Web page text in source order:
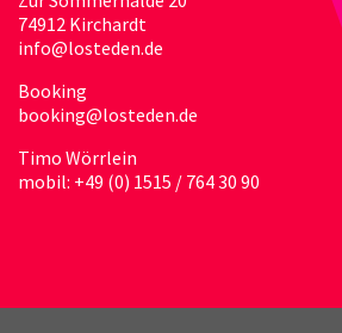
74912 Kirchardt
info@losteden.de
Booking
booking@losteden.de
Timo Wörrlein
mobil: +49 (0) 1515 / 764 30 90